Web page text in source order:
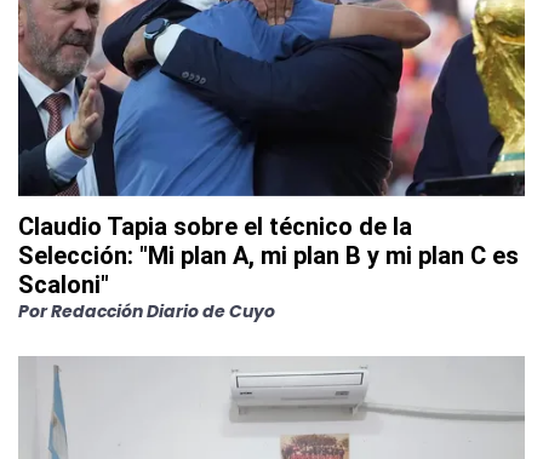
Claudio Tapia sobre el técnico de la
Selección: "Mi plan A, mi plan B y mi plan C es
Scaloni"
PorRedacción Diario de Cuyo